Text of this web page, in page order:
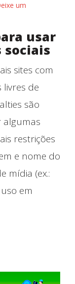
um
usar
sociais
sites com
livres de
são
algumas
restrições
e nome do
mídia (ex.:
em